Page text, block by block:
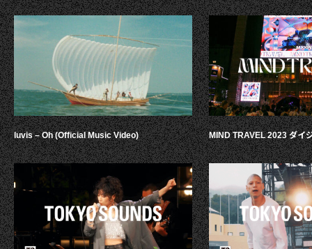
luvis – Oh (Official Music Video) MIND TRAVEL 2023 ダイ